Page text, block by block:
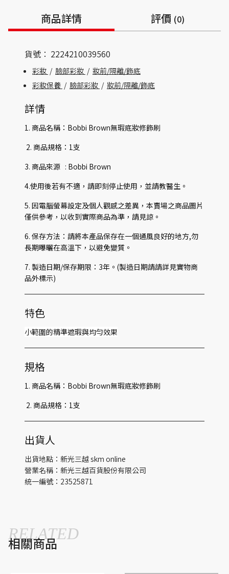
商品詳情 評價 (0)
貨號： 2224210039560
彩妝 / 臉部彩妝 / 妝前/隔離/飾底
彩妝保養 / 臉部彩妝 / 妝前/隔離/飾底
詳情
1. 商品名稱：Bobbi Brown無瑕底妝修飾刷
2. 商品規格：1支
3. 商品來源 : Bobbi Brown
4.使用後若有不適，請即刻停止使用，並請教醫生。
5. 因電腦螢幕設定及個人觀感之差異，本賣場之商品圖片
僅供參考，以收到實際商品為準，請見諒。
6. 保存方法：請將本產品保存在一個通風良好的地方,勿
長期曝曬在高溫下，以避免變質。
7. 製造日期/保存期限：3年。(製造日期請請詳見實物商
品外標示)
特色
小範圍的精準遮瑕與均勻效果
規格
1. 商品名稱：Bobbi Brown無瑕底妝修飾刷
2. 商品規格：1支
出貨人
出貨地點：新光三越 skm online
營業名稱：新光三越百貨股份有限公司
統一編號：23525871
相關商品
RELATED